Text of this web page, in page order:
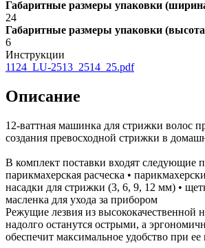
Габаритные размеры упаковки
24
Габаритные размеры упаковки
6
Инструкции
1124_LU-2513_2514_25.pdf
Описание
12-ваттная машинка для стрижки волос
создания превосходной стрижки в
В комплект поставки входят следующие
парикмахерская расческа •
насадки для стрижки (3, 6, 9, 12 мм) •
масленка для ухода за прибором
Режущие лезвия из высококачественной
надолго останутся острыми, а
обеспечит максимальное удобство при ее